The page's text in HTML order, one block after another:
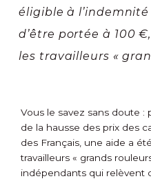
éligible à
d’être portée à 100
les travailleurs «
Vous le savez sans doute :
de la hausse des prix des
des Français, une aide a
travailleurs « grands
indépendants qui relèvent